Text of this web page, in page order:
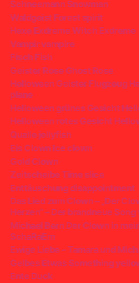
Schneemann Snowman
Waldgeist Forest spirit
Hexe Exdreme Witch Exdreme
Vampir vampire
Fisch Fish
Geister Rose Ghost Rose
Helloween Geister Flugzeug
plane
Helloween grünes Gesicht
Helloween rotes Gesicht
Qualle jellyfish
Eis Clown Ice clown
Gold Clown
Zeitscheibe Time slice
Enttäuschung disappointment
Das Lied zum Clown – „Der
Herzen“ – Der brandneue
Michael Bern Der Clown in
SchaRaEm
Ewige Liebe – Tamara und
Gelbes Etwas Something
Ente Duck